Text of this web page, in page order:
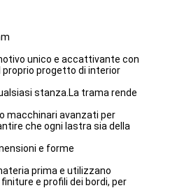
unico e accattivante con
proprio progetto di interior
stanza.La trama rende
macchinari avanzati per
che ogni lastra sia della
e forme
prima e utilizzano
e profili dei bordi, per